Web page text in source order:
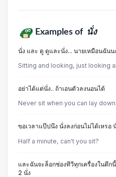
Examples of นั่ง
นั่ง และ ดู ดูและนั่ง... นายเหมือนฉันน
Sitting and looking, just looking
อย่าได้แต่นั่ง.. ถ้าเอนตัวลงนอนได้
Never sit when you can lay down.
ขอเวลาแป๊ปนึง นั่งลงก่อนไม่ได้เหรอ
Half a minute, can't you sit?
และฉันจะล็อกช่องทีวีทุกเครื่องในตึก
2 นั่ง